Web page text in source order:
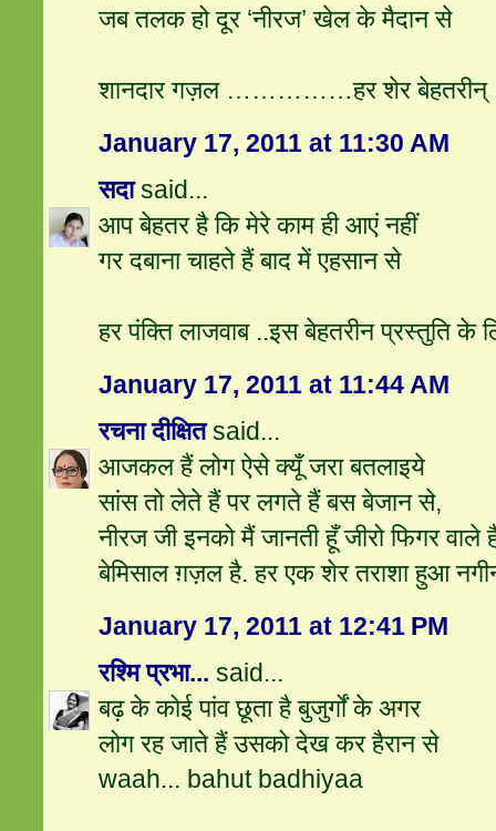
जब तलक हो दूर ‘नीरज’ खेल के मैदान से
शानदार गज़ल ……………हर शेर
January 17, 2011 at 11:30 AM
सदाsaid...
आप बेहतर है कि मेरे काम ही आएं नहीं
गर दबाना चाहते हैं बाद में एहसान से
हर पंक्ति लाजवाब ..इस बेहतरीन प्रस्‍तुति के
January 17, 2011 at 11:44 AM
रचना दीक्षितsaid...
आजकल हैं लोग ऐसे क्यूँ जरा बतलाइये
सांस तो लेते हैं पर लगते हैं बस बेजान से,
नीरज जी इनको मैं जानती हूँ जीरो फिगर वाले
बेमिसाल ग़ज़ल है. हर एक शेर तराशा हुआ
January 17, 2011 at 12:41 PM
रश्मि प्रभा... said...
बढ़ के कोई पांव छूता है बुजुर्गों के अगर
लोग रह जाते हैं उसको देख कर हैरान से
waah... bahut badhiyaa